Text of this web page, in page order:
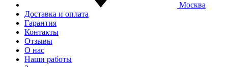
Москва
Доставка и оплата
Гарантия
Контакты
Отзывы
О нас
Наши работы